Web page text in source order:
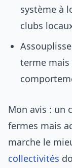
système à
clubs
terme mais
Mon avis : un
fermes mais
marche le
collectivités